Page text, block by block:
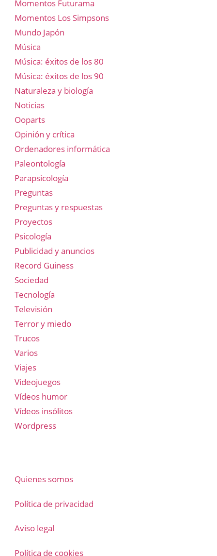
Momentos Futurama
Momentos Los Simpsons
Mundo Japón
Música
Música: éxitos de los 80
Música: éxitos de los 90
Naturaleza y biología
Noticias
Ooparts
Opinión y crítica
Ordenadores informática
Paleontología
Parapsicología
Preguntas
Preguntas y respuestas
Proyectos
Psicología
Publicidad y anuncios
Record Guiness
Sociedad
Tecnología
Televisión
Terror y miedo
Trucos
Varios
Viajes
Videojuegos
Vídeos humor
Vídeos insólitos
Wordpress
Quienes somos
Política de privacidad
Aviso legal
Política de cookies